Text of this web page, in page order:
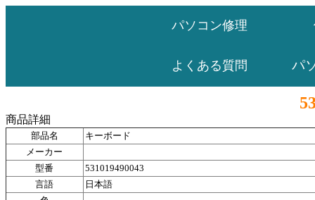
パソコン修理
よくある質問 パ
商品詳細
部品名
キーボード
メーカー
型番
531019490043
言語
日本語